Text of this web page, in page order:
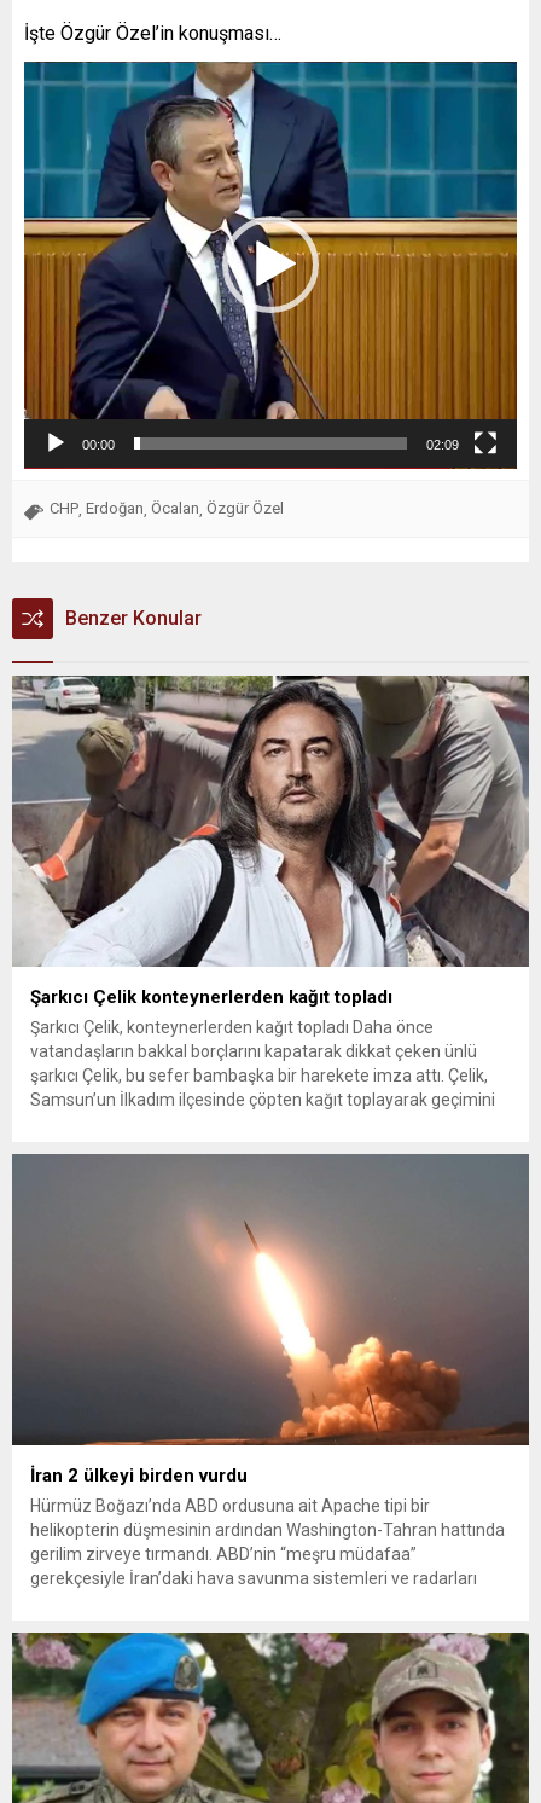
İşte Özgür Özel’in konuşması…
Video
00:00 02:09
CHP, Erdoğan, Öcalan, Özgür Özel
Benzer Konular
Şarkıcı Çelik konteynerlerden kağıt topladı
Şarkıcı Çelik, konteynerlerden kağıt topladı Daha önce
vatandaşların bakkal borçlarını kapatarak dikkat çeken ünlü
şarkıcı Çelik, bu sefer bambaşka bir harekete imza attı. Çelik,
Samsun’un İlkadım ilçesinde çöpten kağıt toplayarak geçimini
İran 2 ülkeyi birden vurdu
Hürmüz Boğazı’nda ABD ordusuna ait Apache tipi bir
helikopterin düşmesinin ardından Washington-Tahran hattında
gerilim zirveye tırmandı. ABD’nin “meşru müdafaa”
gerekçesiyle İran’daki hava savunma sistemleri ve radarları
yeni bir ABD saldırısına anında yanıt verileceğini duyurdu....